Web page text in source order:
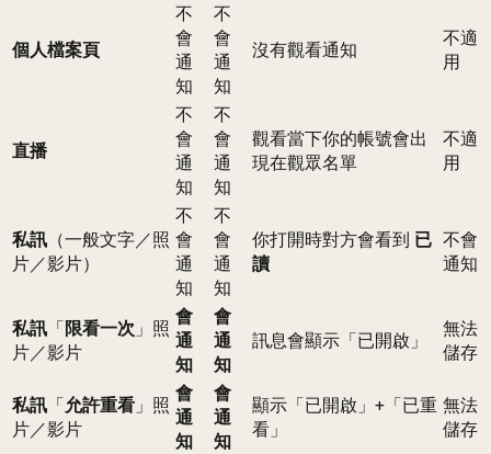
個人檔案頁
不
會
通
知
不
會
通
知
沒有觀看通知
不適
用
直播
不
會
通
知
不
會
通
知
觀看當下你的帳號會出
現在觀眾名單
不適
用
私訊 （一般文字／照
片／影片）
不
會
通
知
不
會
通
知
你打開時對方會看到 已
讀
不會
通知
私訊 「限看一次 」照
片／影片
會
通
知
會
通
知
訊息會顯示「已開啟」
無法
儲存
私訊 「允許重看 」照
片／影片
會
通
知
會
通
知
顯示「已開啟」+「已重
看」
無法
儲存